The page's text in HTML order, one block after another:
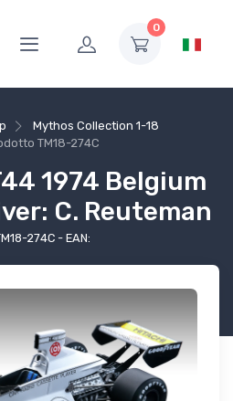
0
Mythos Collection 1-18
TM18-274C
1974 Belgium
C. Reuteman
274C - EAN: